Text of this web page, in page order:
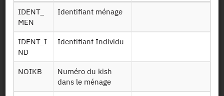
Dessin de fichier
Présentation statistique
Identifiant persistant (DOI)
IDENT_
MEN
Identifiant ménage
IDENT_I
ND
Identifiant Individu
NOIKB
Numéro du kish
dans le ménage